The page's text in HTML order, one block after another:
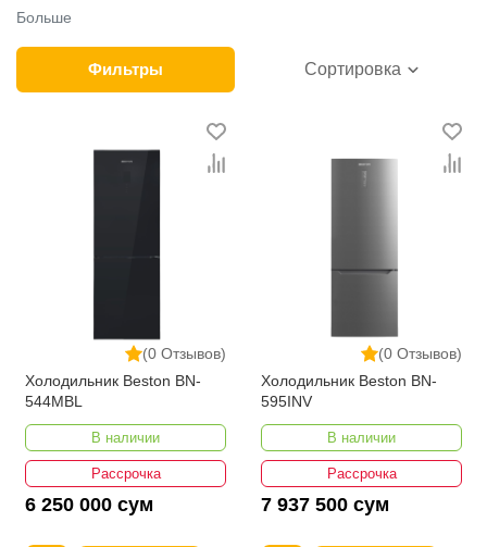
лучшие в Узбекистане возможности. В нашем
каталоге представлены самые популярные модели
от известных производителей. Мы устанавливаем
минимальные цены на холодильники разных марок
и типов. Продукцию можно заказать с доставкой по
Ташкенту и в другие города страны. При этом
опытные консультанты колл-центра предоставят
Больше
Фильтры Сортировка
(0 Отзывов)
Холодильник Beston BN-
544MBL
В наличии
Рассрочка
6 250 000 сум
(0 Отзывов)
Холодильник Beston BN-
595INV
В наличии
Рассрочка
7 937 500 сум